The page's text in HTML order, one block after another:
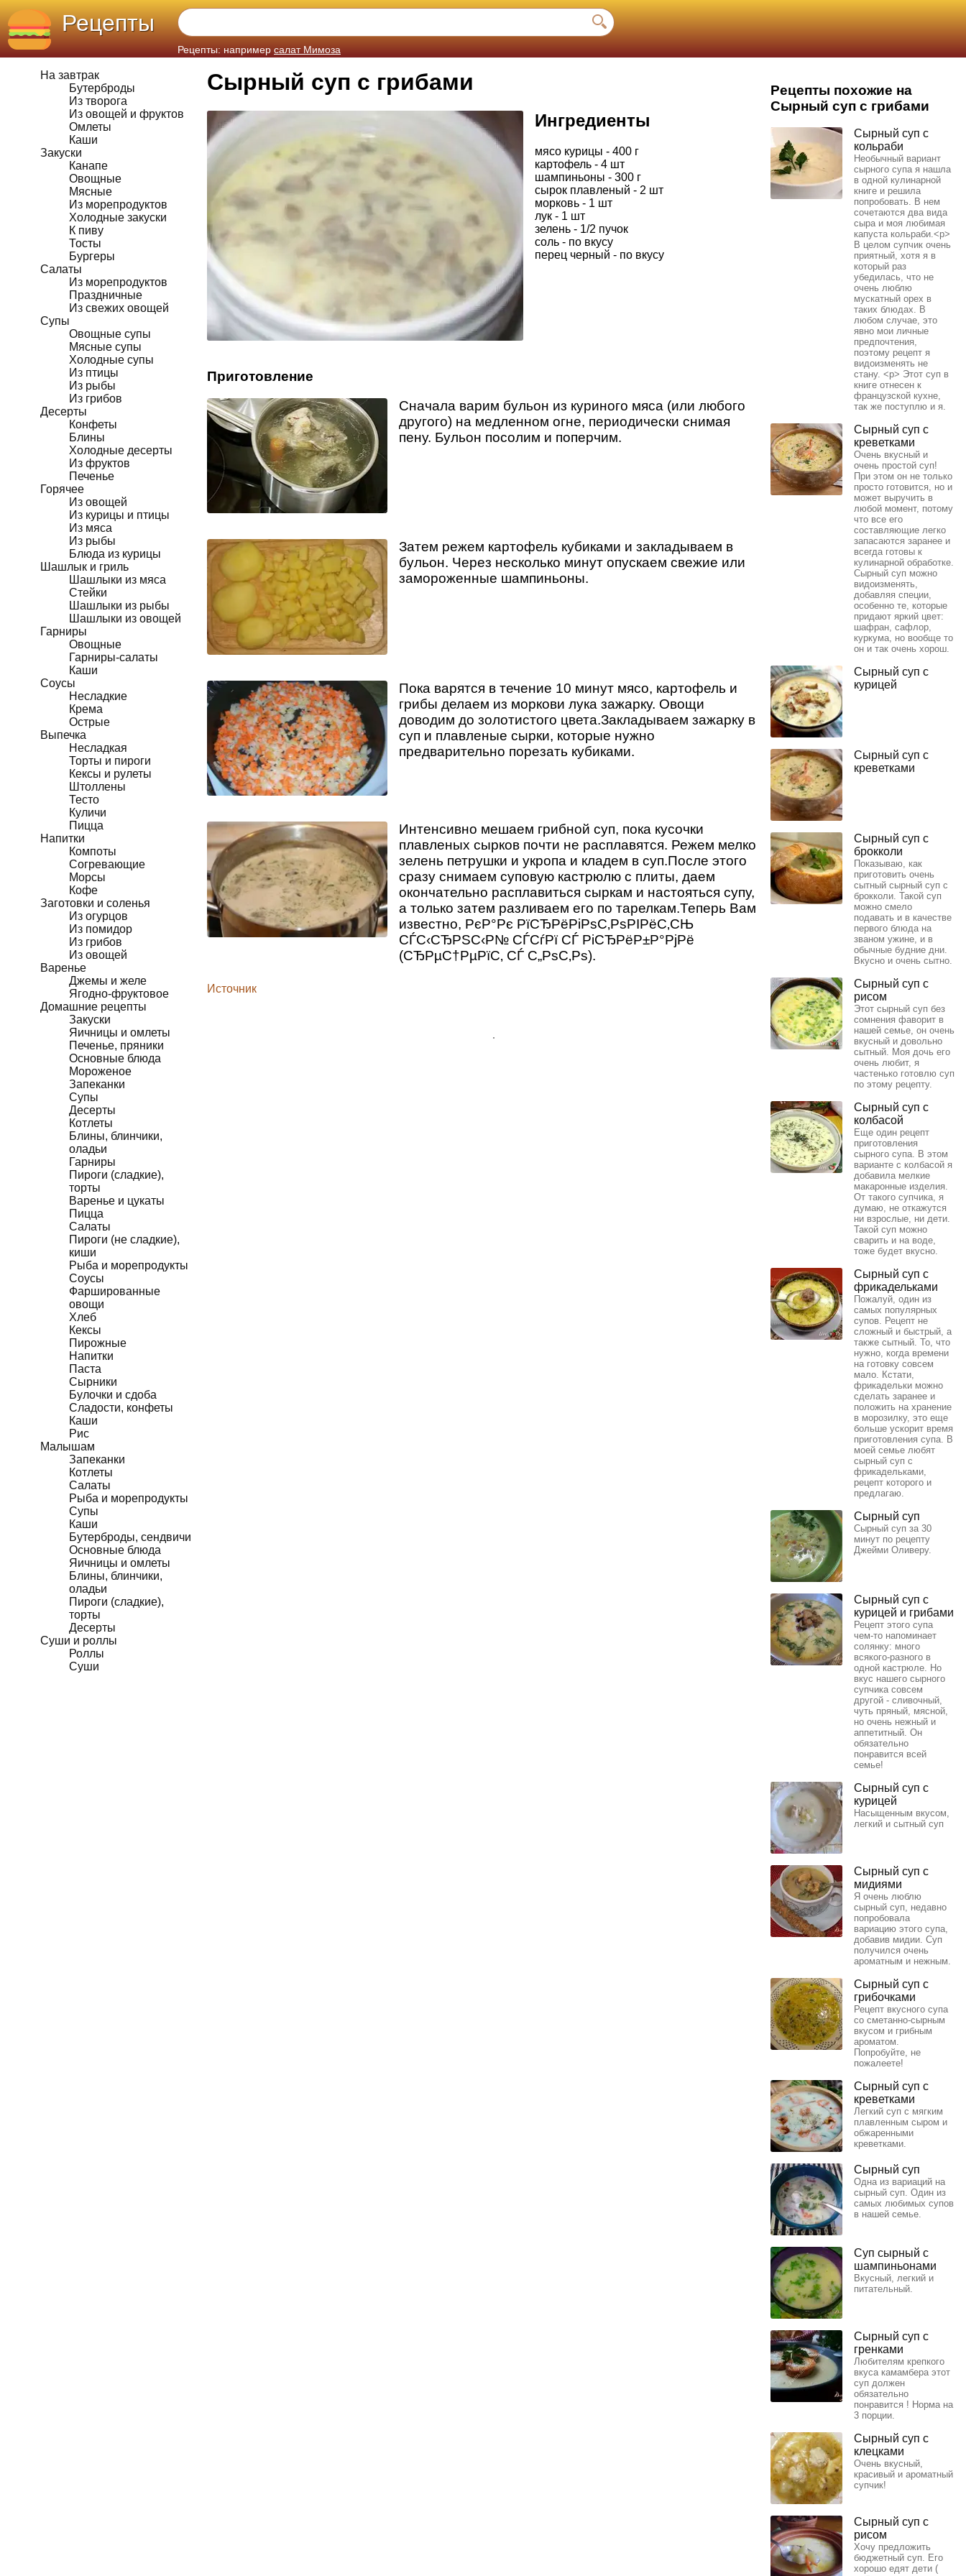
Рецепты
Рецепты: например салат Мимоза
На завтрак
Бутерброды
Из творога
Из овощей и фруктов
Омлеты
Каши
Закуски
Канапе
Овощные
Мясные
Из морепродуктов
Холодные закуски
К пиву
Тосты
Бургеры
Салаты
Из морепродуктов
Праздничные
Из свежих овощей
Супы
Овощные супы
Мясные супы
Холодные супы
Из птицы
Из рыбы
Из грибов
Десерты
Конфеты
Блины
Холодные десерты
Из фруктов
Печенье
Горячее
Из овощей
Из курицы и птицы
Из мяса
Из рыбы
Блюда из курицы
Шашлык и гриль
Шашлыки из мяса
Стейки
Шашлыки из рыбы
Шашлыки из овощей
Гарниры
Овощные
Гарниры-салаты
Каши
Соусы
Несладкие
Крема
Острые
Выпечка
Несладкая
Торты и пироги
Кексы и рулеты
Штоллены
Тесто
Куличи
Пицца
Напитки
Компоты
Согревающие
Морсы
Кофе
Заготовки и соленья
Из огурцов
Из помидор
Из грибов
Из овощей
Варенье
Джемы и желе
Ягодно-фруктовое
Домашние рецепты
Закуски
Яичницы и омлеты
Печенье, пряники
Основные блюда
Мороженое
Запеканки
Супы
Десерты
Котлеты
Блины, блинчики,
оладьи
Гарниры
Пироги (сладкие),
торты
Варенье и цукаты
Пицца
Салаты
Пироги (не сладкие),
киши
Рыба и морепродукты
Соусы
Фаршированные
овощи
Хлеб
Кексы
Пирожные
Напитки
Паста
Сырники
Булочки и сдоба
Сладости, конфеты
Каши
Рис
Малышам
Запеканки
Котлеты
Салаты
Рыба и морепродукты
Супы
Каши
Бутерброды, сендвичи
Основные блюда
Яичницы и омлеты
Блины, блинчики,
оладьи
Пироги (сладкие),
торты
Десерты
Суши и роллы
Роллы
Суши
Сырный суп с грибами
Ингредиенты
мясо курицы - 400 г
картофель - 4 шт
шампиньоны - 300 г
сырок плавленый - 2 шт
морковь - 1 шт
лук - 1 шт
зелень - 1/2 пучок
соль - по вкусу
перец черный - по вкусу
Приготовление
Сначала варим бульон из куриного мяса (или любого
другого) на медленном огне, периодически снимая
пену. Бульон посолим и поперчим.
Затем режем картофель кубиками и закладываем в
бульон. Через несколько минут опускаем свежие или
замороженные шампиньоны.
Пока варятся в течение 10 минут мясо, картофель и
грибы делаем из моркови лука зажарку. Овощи
доводим до золотистого цвета.Закладываем зажарку в
суп и плавленые сырки, которые нужно
предварительно порезать кубиками.
Интенсивно мешаем грибной суп, пока кусочки
плавленых сырков почти не расплавятся. Режем мелко
зелень петрушки и укропа и кладем в суп.После этого
сразу снимаем суповую кастрюлю с плиты, даем
окончательно расплавиться сыркам и настояться супу,
а только затем разливаем его по тарелкам.Теперь Вам
известно, РєР°Рє РїСЂРёРіРѕС‚РѕРІРёС‚СЊ
СЃС‹СЂРЅС‹Р№ СЃСѓРї СЃ РіСЂРёР±Р°РјРё
(СЂРµС†РµРїС‚ СЃ С„РѕС‚Рѕ).
Источник
Рецепты похожие на
Сырный суп с грибами
Сырный суп с
кольраби
Необычный вариант
сырного супа я нашла
в одной кулинарной
книге и решила
попробовать. В нем
сочетаются два вида
сыра и моя любимая
капуста кольраби.<p>
В целом супчик очень
приятный, хотя я в
который раз
убедилась, что не
очень люблю
мускатный орех в
таких блюдах. В
любом случае, это
явно мои личные
предпочтения,
поэтому рецепт я
видоизменять не
стану. <p> Этот суп в
книге отнесен к
французской кухне,
так же поступлю и я.
Сырный суп с
креветками
Очень вкусный и
очень простой суп!
При этом он не только
просто готовится, но и
может выручить в
любой момент, потому
что все его
составляющие легко
запасаются заранее и
всегда готовы к
кулинарной обработке.
Сырный суп можно
видоизменять,
добавляя специи,
особенно те, которые
придают яркий цвет:
шафран, сафлор,
куркума, но вообще то
он и так очень хорош.
Сырный суп с
курицей
Сырный суп с
креветками
Сырный суп с
брокколи
Показываю, как
приготовить очень
сытный сырный суп с
брокколи. Такой суп
можно смело
подавать и в качестве
первого блюда на
званом ужине, и в
обычные будние дни.
Вкусно и очень сытно.
Сырный суп с
рисом
Этот сырный суп без
сомнения фаворит в
нашей семье, он очень
вкусный и довольно
сытный. Моя дочь его
очень любит, я
частенько готовлю суп
по этому рецепту.
Сырный суп с
колбасой
Еще один рецепт
приготовления
сырного супа. В этом
варианте с колбасой я
добавила мелкие
макаронные изделия.
От такого супчика, я
думаю, не откажутся
ни взрослые, ни дети.
Такой суп можно
сварить и на воде,
тоже будет вкусно.
Сырный суп с
фрикадельками
Пожалуй, один из
самых популярных
супов. Рецепт не
сложный и быстрый, а
также сытный. То, что
нужно, когда времени
на готовку совсем
мало. Кстати,
фрикадельки можно
сделать заранее и
положить на хранение
в морозилку, это еще
больше ускорит время
приготовления супа. В
моей семье любят
сырный суп с
фрикадельками,
рецепт которого и
предлагаю.
Сырный суп
Сырный суп за 30
минут по рецепту
Джейми Оливеру.
Сырный суп с
курицей и грибами
Рецепт этого супа
чем-то напоминает
солянку: много
всякого-разного в
одной кастрюле. Но
вкус нашего сырного
супчика совсем
другой - сливочный,
чуть пряный, мясной,
но очень нежный и
аппетитный. Он
обязательно
понравится всей
семье!
Сырный суп с
курицей
Насыщенным вкусом,
легкий и сытный суп
Сырный суп с
мидиями
Я очень люблю
сырный суп, недавно
попробовала
вариацию этого супа,
добавив мидии. Суп
получился очень
ароматным и нежным.
Сырный суп с
грибочками
Рецепт вкусного супа
со сметанно-сырным
вкусом и грибным
ароматом.
Попробуйте, не
пожалеете!
Сырный суп с
креветками
Легкий суп с мягким
плавленным сыром и
обжаренными
креветками.
Сырный суп
Одна из вариаций на
сырный суп. Один из
самых любимых супов
в нашей семье.
Суп сырный с
шампиньонами
Вкусный, легкий и
питательный.
Сырный суп с
гренками
Любителям крепкого
вкуса камамбера этот
суп должен
обязательно
понравится ! Норма на
3 порции.
Сырный суп с
клецками
Очень вкусный,
красивый и ароматный
супчик!
Сырный суп с
рисом
Хочу предложить
бюджетный суп. Его
хорошо едят дети (